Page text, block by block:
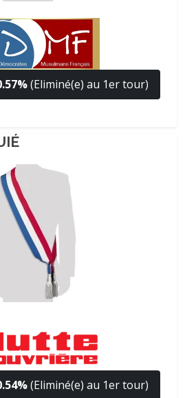
(Eliminé(e) au 1er tour)
(Eliminé(e) au 1er tour)